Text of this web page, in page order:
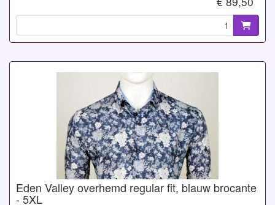
Eden Valley overhemd regular fit, blauw brocante
- 5XL